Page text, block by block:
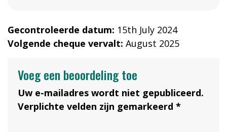
Gecontroleerde datum: 15th July 2024
Volgende cheque vervalt: August 2025
Voeg een beoordeling toe
Uw e-mailadres wordt niet gepubliceerd.
Verplichte velden zijn gemarkeerd *